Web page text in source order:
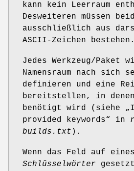
kann kein Leerraum
Desweiteren müssen
ausschließlich aus
ASCII-Zeichen bestehen.
Jedes Werkzeug/Paket
Namensraum nach sich
definieren und eine
bereitstellen, in
benötigt wird (siehe
provided keywords“ in
builds.txt ).
Wenn das Feld auf
Schlüsselwörter